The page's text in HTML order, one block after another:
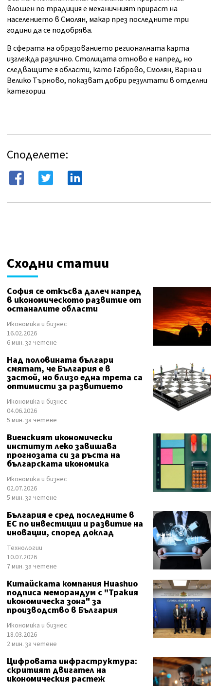
влошен по традиция е механичният прираст на
населението в Смолян, макар през последните три
години да се подобрява.
В сферата на образованието регионалната карта
изглежда различно. Столицата отново е напред, но
следващите я области, като Габрово, Смолян, Варна и
Велико Търново, показват добри резултати в отделни
категории.
Споделете:
Сходни статии
София се откъсва далеч напред
в икономическото развитие от
останалите области
Икономика и бизнес
16.02.2026
6 мин. за четене
Над половината българи
смятат, че България е в
застой, но близо една трета са
оптимисти за развитието
Икономика и бизнес
04.06.2026
5 мин. за четене
Виенският икономически
институт леко завишава
прогнозата си за ръста на
българската икономика
Икономика и бизнес
02.07.2026
5 мин. за четене
България е сред последните в
ЕС по инвестиции и развитие на
иновации, според доклад
Технологии
10.07.2026
7 мин. за четене
Китайската компания Huashuo
подписа меморандум с "Тракия
икономическа зона" за
производство в България
Икономика и бизнес
18.03.2026
2 мин. за четене
Цифровата инфраструктура:
скритият двигател на
икономическия растеж